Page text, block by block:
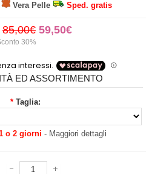
Vera Pelle Sped. gratis
85,00€ 59,50€
30%
ED ASSORTIMENTO
* Taglia:
o 2 giorni - Maggiori dettagli